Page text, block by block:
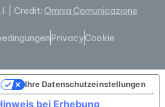
| Credit: Omnia Comunicazione
PrivacyCookie
bei Erhebung
Ihre Datenschutzeinstellungen